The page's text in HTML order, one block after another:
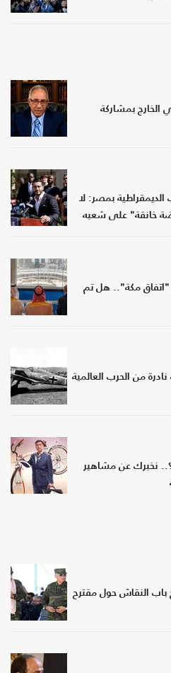
بمشاركة
الديمقراطية بمصر: لا
خانقة" على شعبه
مكة".. هل تم
نادرة من الحرب العالمية
نخبرك عن مشاهير
باب النقاش حول مقترح